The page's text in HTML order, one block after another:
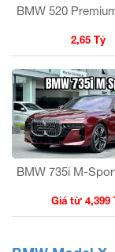
BMW 520
2,65 Tỷ
BMW 735i M-
Giá từ 4,399